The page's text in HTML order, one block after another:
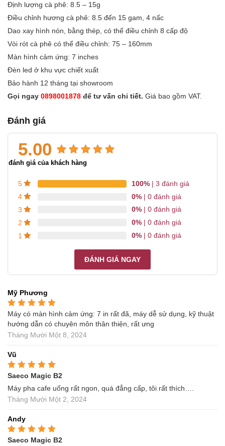
Định lượng cà phê: 8.5 – 15g
Điều chỉnh hương cà phê: 8.5 đến 15 gam, 4 nấc
Dao xay hình nón, bằng thép, có thể điều chỉnh 8 cấp độ
Vòi rót cà phê có thể điều chỉnh: 75 – 160mm
Màn hình cảm ứng: 7 inches
Đèn led ở khu vực chiết xuất
Bảo hành 12 tháng tại showroom
Gọi ngay 0898001878 để tư vấn chi tiết. Giá bao gồm VAT.
Đánh giá
5.00
5.00trên 5 dựa trên
3
đánh giá của khách hàng
5 100% | 3 đánh giá
4
0% | 0 đánh giá
3
0% | 0 đánh giá
2
0% | 0 đánh giá
1
0% | 0 đánh giá
ĐÁNH GIÁ NGAY
Mỹ Phương
Được xếp hạng55
sao
Máy có màn hình cảm ứng: 7 in rất đã, máy dễ sử dụng, kỹ thuật
hướng dẫn có chuyên môn thân thiện, rất ưng
Tháng Mười Một 8, 2024
Vũ
Được xếp hạng55
Saeco Magic B2
Máy pha cafe uống rất ngon, quá đẳng cấp, tôi rất thích….
Tháng Mười Một 2, 2024
Andy
Được xếp hạng55
Saeco Magic B2